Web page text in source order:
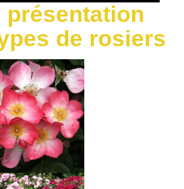
présentation
de rosiers